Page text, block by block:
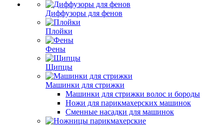
Диффузоры для фенов
Плойки
Фены
Щипцы
Машинки для стрижки
Машинки для стрижки волос и бороды
Ножи для парикмахерских машинок
Сменные насадки для машинок